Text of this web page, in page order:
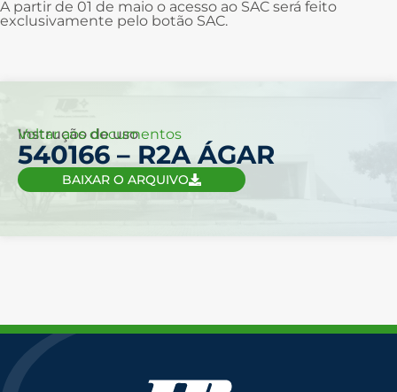
A partir de 01 de maio o acesso ao SAC será feito
exclusivamente pelo botão SAC.
Voltar aos documentos
Instrução de uso
540166 – R2A ÁGAR
BAIXAR O ARQUIVO